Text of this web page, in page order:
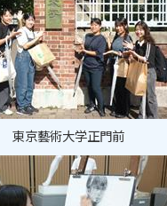
東京藝術大学正門前